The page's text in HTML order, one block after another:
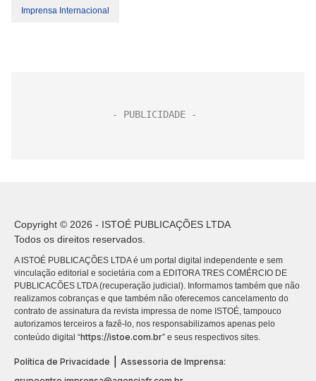
Imprensa Internacional
Copyright © 2026 - ISTOÉ PUBLICAÇÕES LTDA
Todos os direitos reservados.
A ISTOÉ PUBLICAÇÕES LTDA é um portal digital independente e sem
vinculação editorial e societária com a EDITORA TRES COMÉRCIO DE
PUBLICACÕES LTDA (recuperação judicial). Informamos também que não
realizamos cobranças e que também não oferecemos cancelamento do
contrato de assinatura da revista impressa de nome ISTOÉ, tampouco
autorizamos terceiros a fazê-lo, nos responsabilizamos apenas pelo
conteúdo digital “https://istoe.com.br” e seus respectivos sites.
Política de Privacidade
Assessoria de Imprensa: